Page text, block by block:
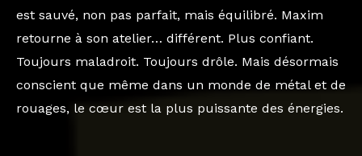
est sauvé, non pas parfait, mais équilibré. Maxim
retourne à son atelier… différent. Plus confiant.
Toujours maladroit. Toujours drôle. Mais désormais
conscient que même dans un monde de métal et de
rouages, le cœur est la plus puissante des énergies.